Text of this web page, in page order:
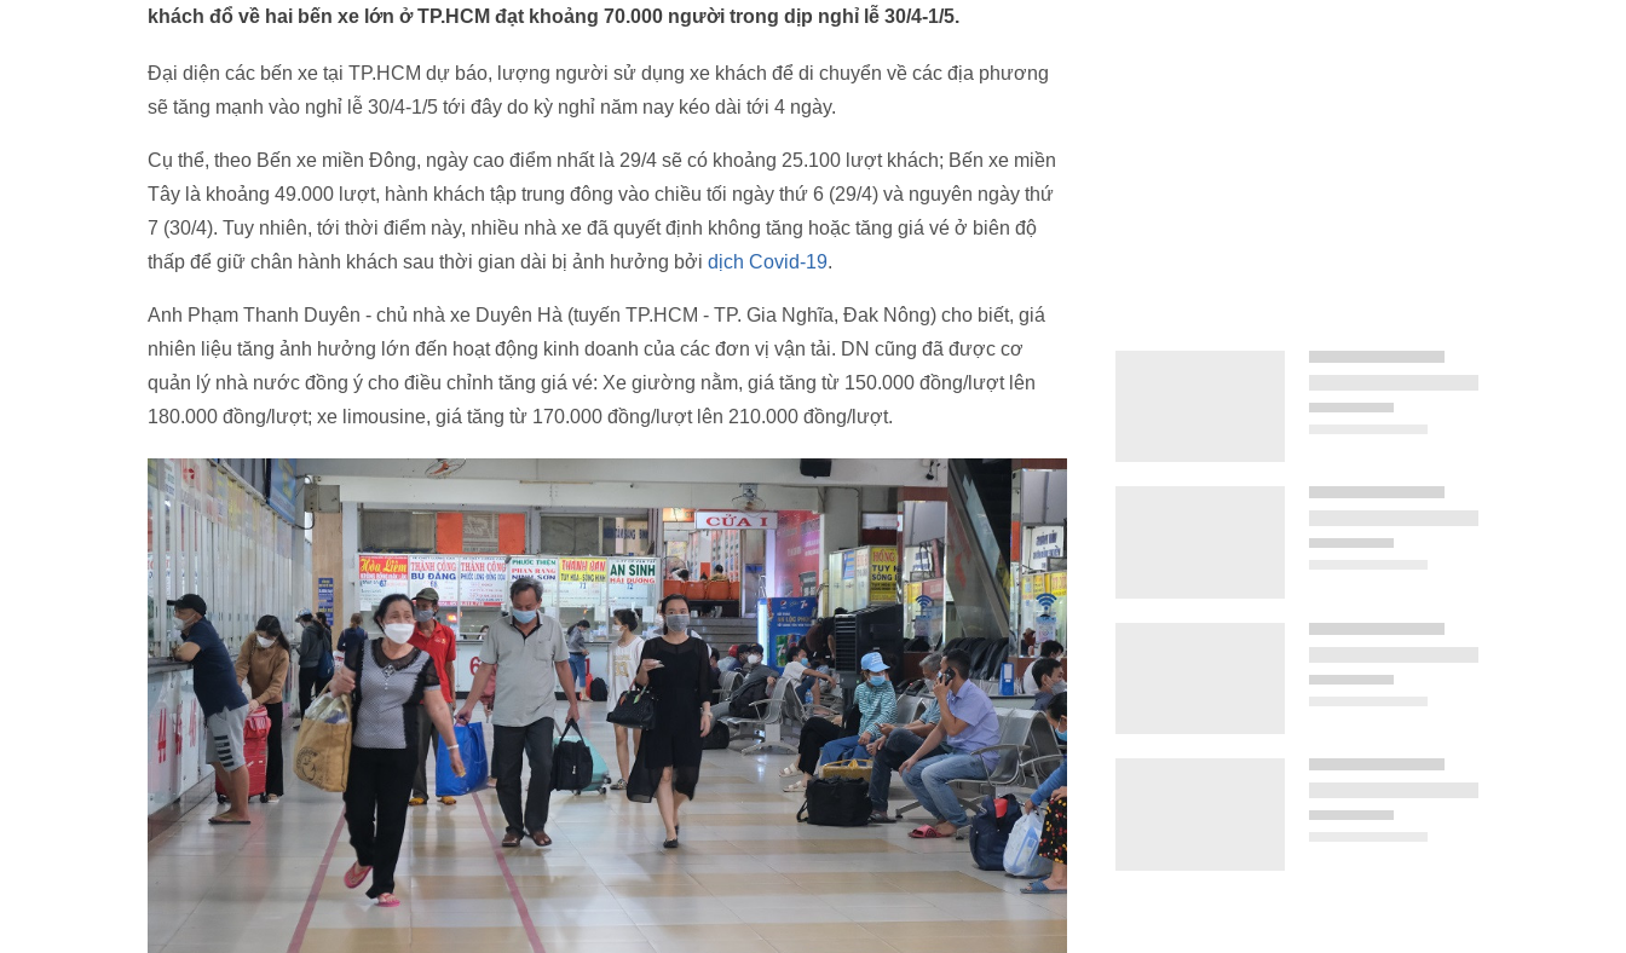
khách đổ về hai bến xe lớn ở TP.HCM đạt khoảng 70.000 người trong dịp nghỉ lễ 30/4-1/5.
Đại diện các bến xe tại TP.HCM dự báo, lượng người sử dụng xe khách để di chuyển về các địa phương
sẽ tăng mạnh vào nghỉ lễ 30/4-1/5 tới đây do kỳ nghỉ năm nay kéo dài tới 4 ngày.
Cụ thể, theo Bến xe miền Đông, ngày cao điểm nhất là 29/4 sẽ có khoảng 25.100 lượt khách; Bến xe miền
Tây là khoảng 49.000 lượt, hành khách tập trung đông vào chiều tối ngày thứ 6 (29/4) và nguyên ngày thứ
7 (30/4). Tuy nhiên, tới thời điểm này, nhiều nhà xe đã quyết định không tăng hoặc tăng giá vé ở biên độ
thấp để giữ chân hành khách sau thời gian dài bị ảnh hưởng bởi dịch Covid-19.
Anh Phạm Thanh Duyên - chủ nhà xe Duyên Hà (tuyến TP.HCM - TP. Gia Nghĩa, Đak Nông) cho biết, giá
nhiên liệu tăng ảnh hưởng lớn đến hoạt động kinh doanh của các đơn vị vận tải. DN cũng đã được cơ
quản lý nhà nước đồng ý cho điều chỉnh tăng giá vé: Xe giường nằm, giá tăng từ 150.000 đồng/lượt lên
180.000 đồng/lượt; xe limousine, giá tăng từ 170.000 đồng/lượt lên 210.000 đồng/lượt.